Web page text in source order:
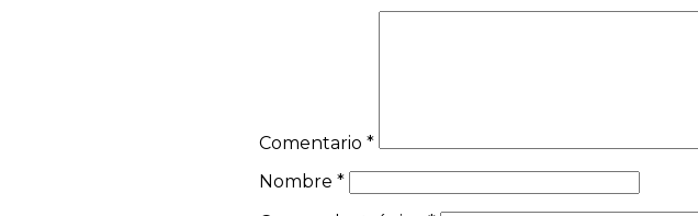
Comentario *
Nombre *